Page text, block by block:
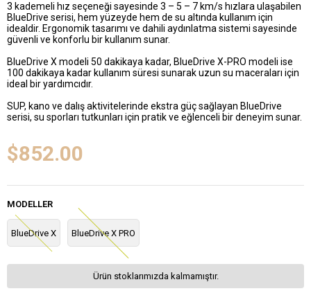
3 kademeli hız seçeneği sayesinde 3 – 5 – 7 km/s hızlara ulaşabilen
BlueDrive serisi, hem yüzeyde hem de su altında kullanım için
idealdir. Ergonomik tasarımı ve dahili aydınlatma sistemi sayesinde
güvenli ve konforlu bir kullanım sunar.
BlueDrive X modeli 50 dakikaya kadar, BlueDrive X-PRO modeli ise
100 dakikaya kadar kullanım süresi sunarak uzun su maceraları için
ideal bir yardımcıdır.
SUP, kano ve dalış aktivitelerinde ekstra güç sağlayan BlueDrive
serisi, su sporları tutkunları için pratik ve eğlenceli bir deneyim sunar.
$852.00
MODELLER
BlueDrive X BlueDrive X PRO
Ürün stoklarımızda kalmamıştır.